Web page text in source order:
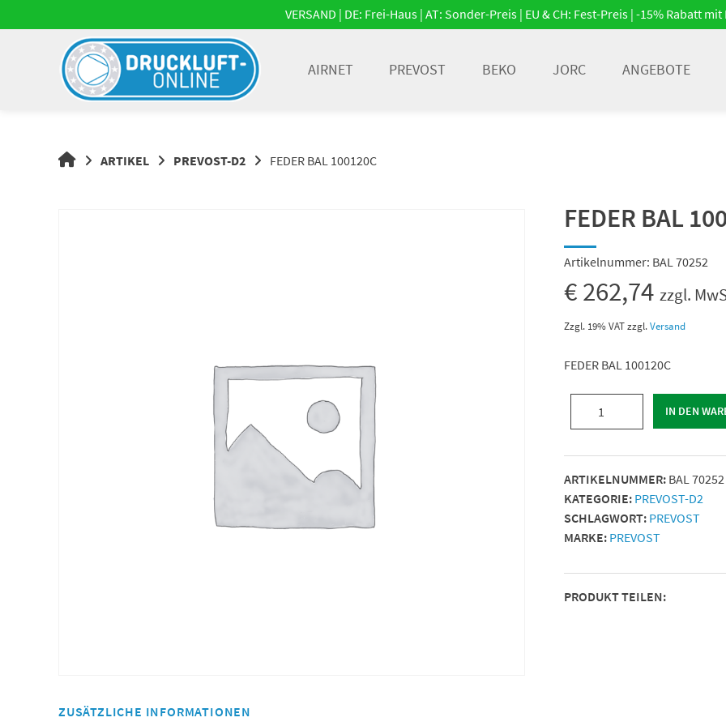
zum
VERSAND | DE: Frei-Haus | AT: Sonder-Preis | EU & CH: Fest-Preis | -15% Rabatt
AIRNET PREVOST BEKO JORC ANGEBOTE
DRUCKLUFT-
ARTIKEL PREVOST-D2 FEDER BAL 100120C
FEDER BAL
Artikelnummer: BAL 70252
€262,74 zzgl.
Zzgl. 19% VATzzgl.Versand
FEDER BAL 100120C
Menge
IN DEN
ARTIKELNUMMER: BAL 70252
KATEGORIE: PREVOST-D2
SCHLAGWORT: PREVOST
MARKE: PREVOST
PRODUKT TEILEN:
ZUSÄTZLICHE INFORMATIONEN